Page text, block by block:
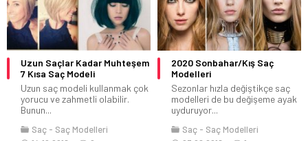
Uzun Saçlar Kadar Muhteşem
7 Kısa Saç Modeli
Uzun saç modeli kullanmak çok
yorucu ve zahmetli olabilir.
Bunun...
Saç
Saç Modelleri
2020 Sonbahar/Kış Saç
Modelleri
Sezonlar hızla değiştikçe saç
modelleri de bu değişeme ayak
uyduruyor...
Saç
Saç Modelleri